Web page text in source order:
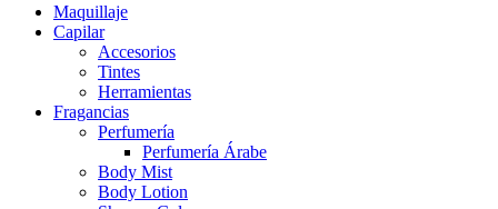
Maquillaje
Capilar
Accesorios
Tintes
Herramientas
Fragancias
Perfumería
Perfumería Árabe
Body Mist
Body Lotion